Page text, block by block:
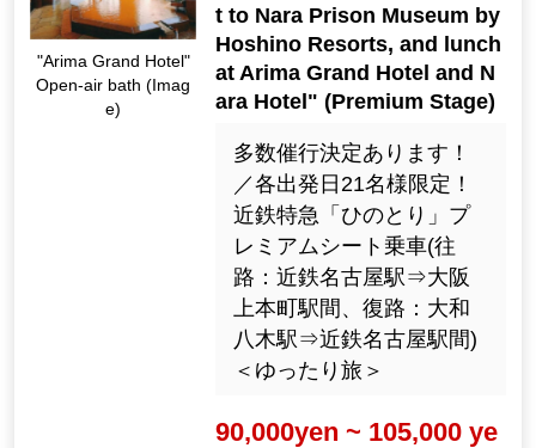
"Arima Grand Hotel"
Open-air bath (Imag
e)
t to Nara Prison Museum by
Hoshino Resorts, and lunch
at Arima Grand Hotel and N
ara Hotel" (Premium Stage)
多数催行決定あります！
／各出発日21名様限定！
近鉄特急「ひのとり」プ
レミアムシート乗車(往
路：近鉄名古屋駅⇒大阪
上本町駅間、復路：大和
八木駅⇒近鉄名古屋駅間)
＜ゆったり旅＞
90,000yen ~ 105,000 ye